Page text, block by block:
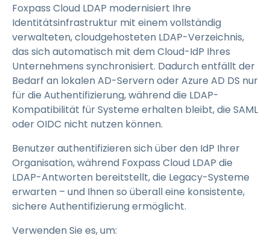
Foxpass Cloud LDAP modernisiert Ihre
Identitätsinfrastruktur mit einem vollständig
verwalteten, cloudgehosteten LDAP-Verzeichnis,
das sich automatisch mit dem Cloud-IdP Ihres
Unternehmens synchronisiert. Dadurch entfällt der
Bedarf an lokalen AD-Servern oder Azure AD DS nur
für die Authentifizierung, während die LDAP-
Kompatibilität für Systeme erhalten bleibt, die SAML
oder OIDC nicht nutzen können.
Benutzer authentifizieren sich über den IdP Ihrer
Organisation, während Foxpass Cloud LDAP die
LDAP-Antworten bereitstellt, die Legacy-Systeme
erwarten – und Ihnen so überall eine konsistente,
sichere Authentifizierung ermöglicht.
Verwenden Sie es, um: